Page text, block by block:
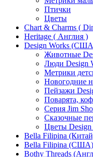
Птички
Цветы
Chart & Charms (
Heritage ( Англия )
Design Works
Животные
Люди Design
Метрики
Новогодние
Пейзажи
Поварята,
Серия Jim
Сказочные
Цветы Design
Bella Filipina
Bella Filipina (США)
Bothy Threads